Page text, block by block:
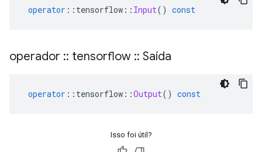
operator :: tensorflow :: Input() const
operador :: tensorflow :: Saída
operator :: tensorflow ::Output() const
Isso foi útil?